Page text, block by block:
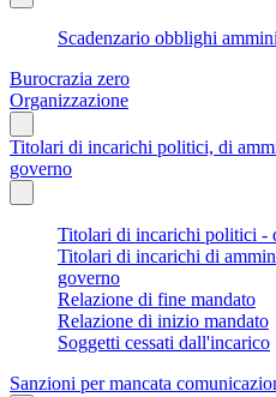
Scadenzario obblighi
Burocrazia zero
Organizzazione
Titolari di incarichi politici, di
governo
Titolari di incarichi politici -
Titolari di incarichi di
governo
Relazione di fine mandato
Relazione di inizio mandato
Soggetti cessati dall'incarico
Sanzioni per mancata